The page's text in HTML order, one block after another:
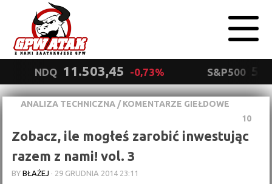
NDQ 11.503,45 -0,73% S&P500
ANALIZA TECHNICZNA / KOMENTARZE GIEŁDOWE
10
Zobacz, ile mogłeś zarobić inwestując
razem z nami! vol. 3
BYBŁAŻEJ · 29 GRUDNIA 2014 23:11
Polityka